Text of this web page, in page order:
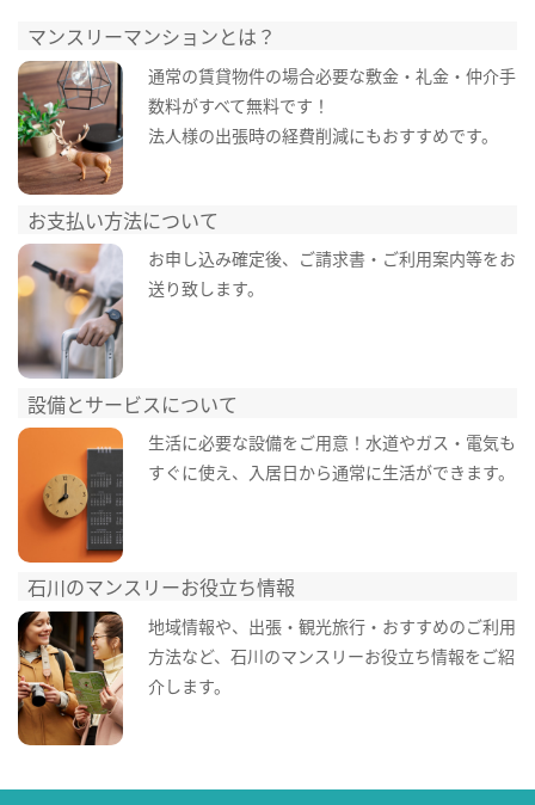
マンスリーマンションとは？
通常の賃貸物件の場合必要な敷金・礼金・仲介手
数料がすべて無料です！
法人様の出張時の経費削減にもおすすめです。
お支払い方法について
お申し込み確定後、ご請求書・ご利用案内等をお
送り致します。
設備とサービスについて
生活に必要な設備をご用意！水道やガス・電気も
すぐに使え、入居日から通常に生活ができます。
石川のマンスリーお役立ち情報
地域情報や、出張・観光旅行・おすすめのご利用
方法など、石川のマンスリーお役立ち情報をご紹
介します。